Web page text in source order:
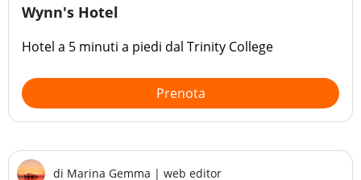
Wynn's Hotel
Hotel a 5 minuti a piedi dal Trinity College
Prenota
di Marina Gemma | web editor